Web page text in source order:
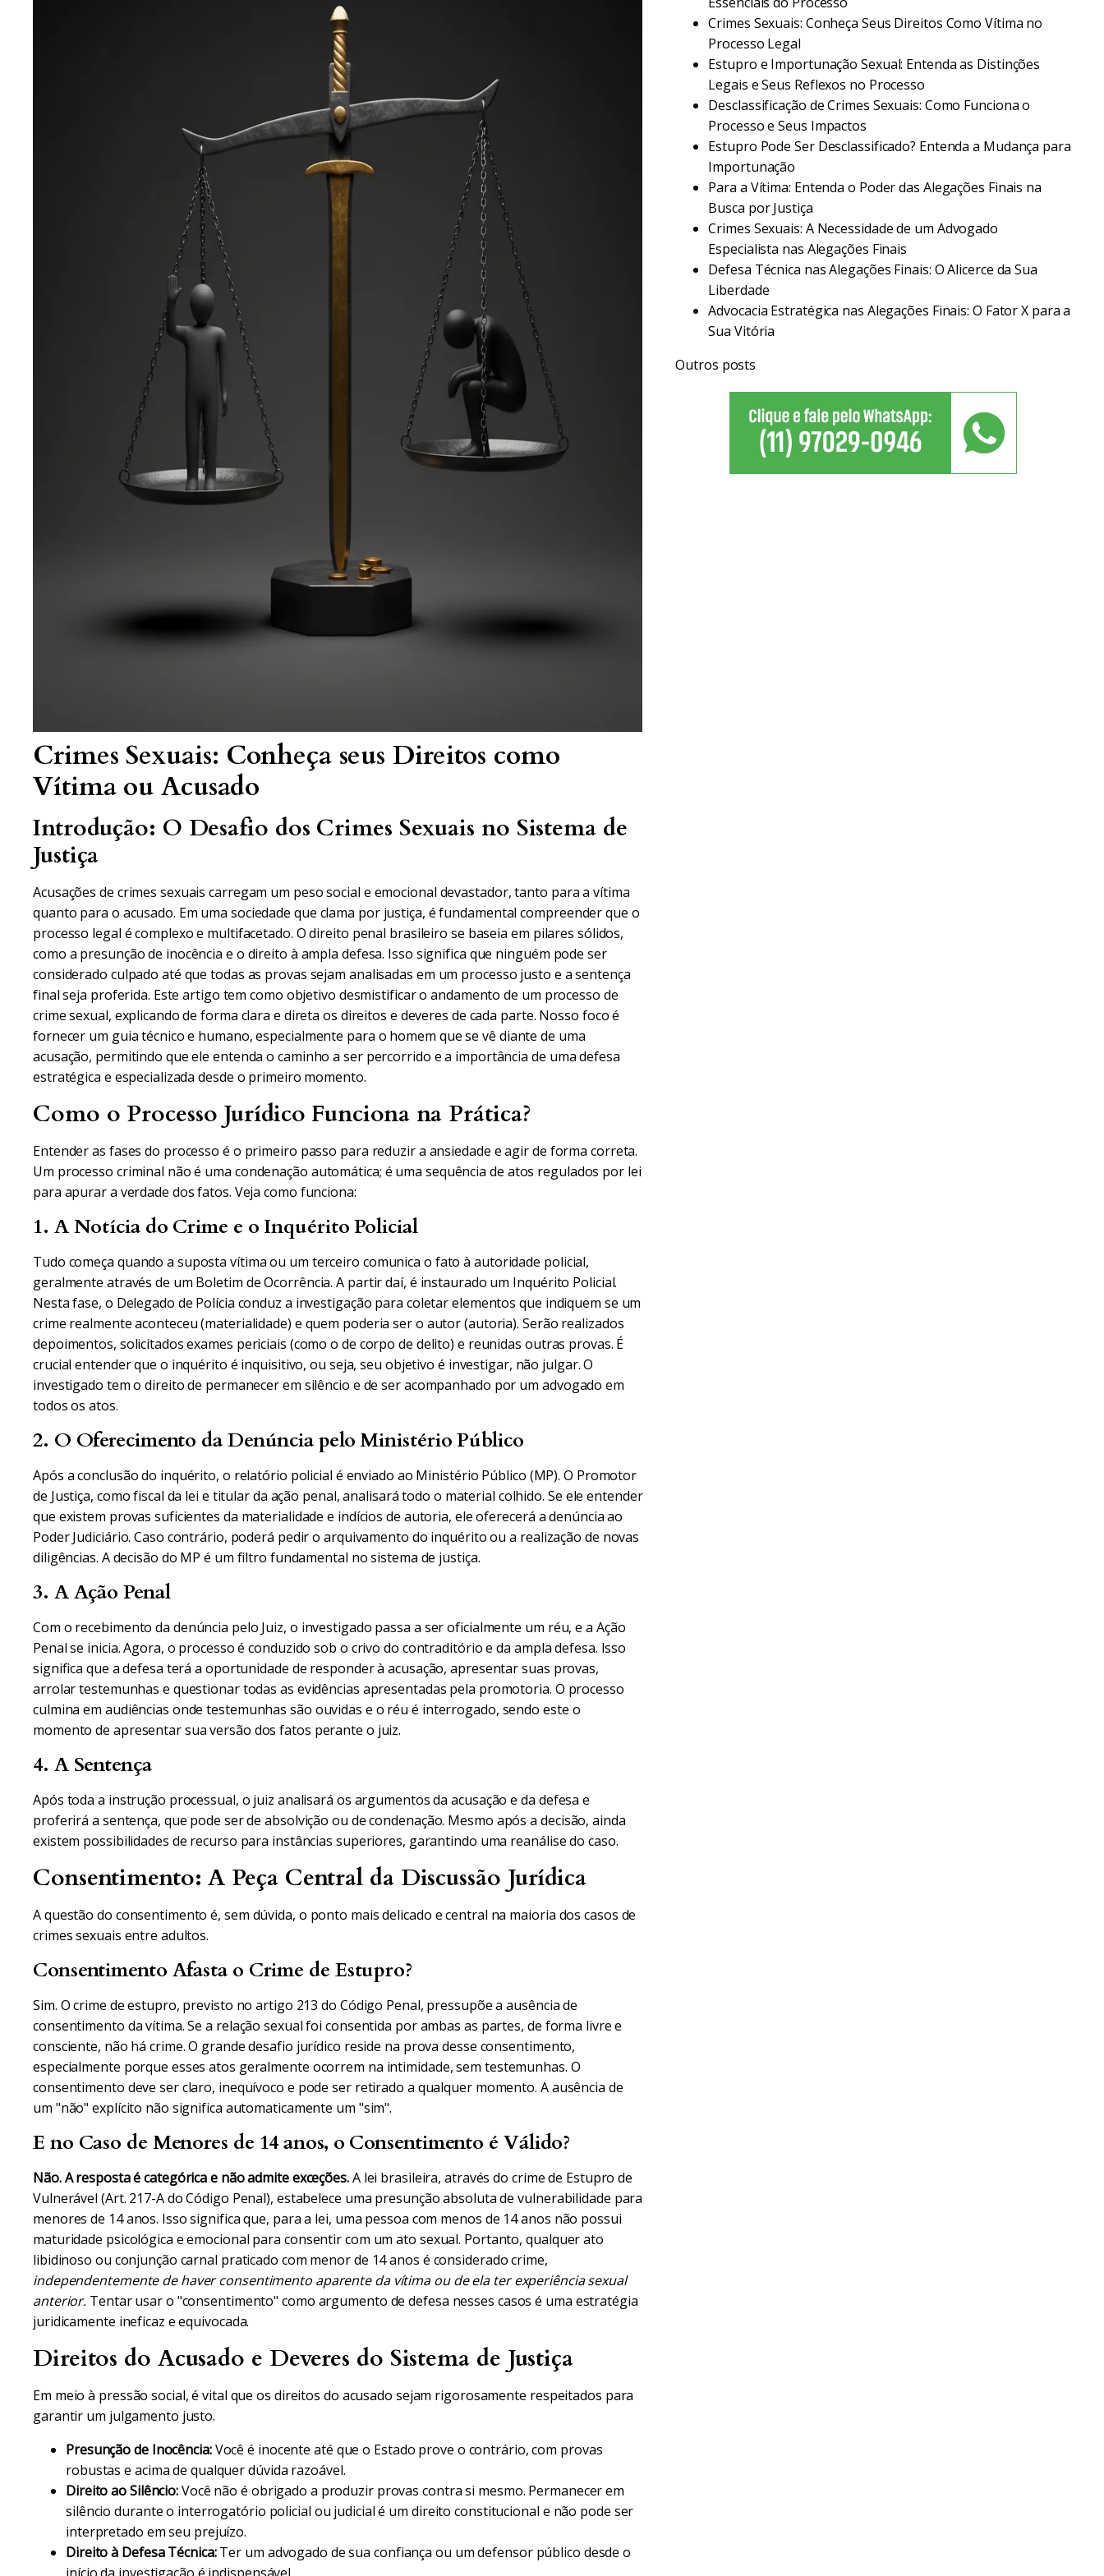
Crimes Sexuais: Conheça seus Direitos como
Vítima ou Acusado
Introdução: O Desafio dos Crimes Sexuais no Sistema de
Justiça
Acusações de crimes sexuais carregam um peso social e emocional devastador, tanto para a vítima
quanto para o acusado. Em uma sociedade que clama por justiça, é fundamental compreender que o
processo legal é complexo e multifacetado. O direito penal brasileiro se baseia em pilares sólidos,
como a presunção de inocência e o direito à ampla defesa. Isso significa que ninguém pode ser
considerado culpado até que todas as provas sejam analisadas em um processo justo e a sentença
final seja proferida. Este artigo tem como objetivo desmistificar o andamento de um processo de
crime sexual, explicando de forma clara e direta os direitos e deveres de cada parte. Nosso foco é
fornecer um guia técnico e humano, especialmente para o homem que se vê diante de uma
acusação, permitindo que ele entenda o caminho a ser percorrido e a importância de uma defesa
estratégica e especializada desde o primeiro momento.
Como o Processo Jurídico Funciona na Prática?
Entender as fases do processo é o primeiro passo para reduzir a ansiedade e agir de forma correta.
Um processo criminal não é uma condenação automática; é uma sequência de atos regulados por lei
para apurar a verdade dos fatos. Veja como funciona:
1. A Notícia do Crime e o Inquérito Policial
Tudo começa quando a suposta vítima ou um terceiro comunica o fato à autoridade policial,
geralmente através de um Boletim de Ocorrência. A partir daí, é instaurado um Inquérito Policial.
Nesta fase, o Delegado de Polícia conduz a investigação para coletar elementos que indiquem se um
crime realmente aconteceu (materialidade) e quem poderia ser o autor (autoria). Serão realizados
depoimentos, solicitados exames periciais (como o de corpo de delito) e reunidas outras provas. É
crucial entender que o inquérito é inquisitivo, ou seja, seu objetivo é investigar, não julgar. O
investigado tem o direito de permanecer em silêncio e de ser acompanhado por um advogado em
todos os atos.
2. O Oferecimento da Denúncia pelo Ministério Público
Após a conclusão do inquérito, o relatório policial é enviado ao Ministério Público (MP). O Promotor
de Justiça, como fiscal da lei e titular da ação penal, analisará todo o material colhido. Se ele entender
que existem provas suficientes da materialidade e indícios de autoria, ele oferecerá a denúncia ao
Poder Judiciário. Caso contrário, poderá pedir o arquivamento do inquérito ou a realização de novas
diligências. A decisão do MP é um filtro fundamental no sistema de justiça.
3. A Ação Penal
Com o recebimento da denúncia pelo Juiz, o investigado passa a ser oficialmente um réu, e a Ação
Penal se inicia. Agora, o processo é conduzido sob o crivo do contraditório e da ampla defesa. Isso
significa que a defesa terá a oportunidade de responder à acusação, apresentar suas provas,
arrolar testemunhas e questionar todas as evidências apresentadas pela promotoria. O processo
culmina em audiências onde testemunhas são ouvidas e o réu é interrogado, sendo este o
momento de apresentar sua versão dos fatos perante o juiz.
4. A Sentença
Após toda a instrução processual, o juiz analisará os argumentos da acusação e da defesa e
proferirá a sentença, que pode ser de absolvição ou de condenação. Mesmo após a decisão, ainda
existem possibilidades de recurso para instâncias superiores, garantindo uma reanálise do caso.
Consentimento: A Peça Central da Discussão Jurídica
A questão do consentimento é, sem dúvida, o ponto mais delicado e central na maioria dos casos de
crimes sexuais entre adultos.
Consentimento Afasta o Crime de Estupro?
Sim. O crime de estupro, previsto no artigo 213 do Código Penal, pressupõe a ausência de
consentimento da vítima. Se a relação sexual foi consentida por ambas as partes, de forma livre e
consciente, não há crime. O grande desafio jurídico reside na prova desse consentimento,
especialmente porque esses atos geralmente ocorrem na intimidade, sem testemunhas. O
consentimento deve ser claro, inequívoco e pode ser retirado a qualquer momento. A ausência de
um "não" explícito não significa automaticamente um "sim".
E no Caso de Menores de 14 anos, o Consentimento é Válido?
Não. A resposta é categórica e não admite exceções.A lei brasileira, através do crime de Estupro de
Vulnerável (Art. 217-A do Código Penal), estabelece uma presunção absoluta de vulnerabilidade para
menores de 14 anos. Isso significa que, para a lei, uma pessoa com menos de 14 anos não possui
maturidade psicológica e emocional para consentir com um ato sexual. Portanto, qualquer ato
libidinoso ou conjunção carnal praticado com menor de 14 anos é considerado crime,
independentemente de haver consentimento aparente da vítima ou de ela ter experiência sexual
anterior. Tentar usar o "consentimento" como argumento de defesa nesses casos é uma estratégia
juridicamente ineficaz e equivocada.
Direitos do Acusado e Deveres do Sistema de Justiça
Em meio à pressão social, é vital que os direitos do acusado sejam rigorosamente respeitados para
garantir um julgamento justo.
Presunção de Inocência:Você é inocente até que o Estado prove o contrário, com provas
robustas e acima de qualquer dúvida razoável.
Direito ao Silêncio:Você não é obrigado a produzir provas contra si mesmo. Permanecer em
silêncio durante o interrogatório policial ou judicial é um direito constitucional e não pode ser
interpretado em seu prejuízo.
Direito à Defesa Técnica:Ter um advogado de sua confiança ou um defensor público desde o
Crimes Sexuais: Conheça Seus Direitos Como Vítima no
Processo Legal
Estupro e Importunação Sexual: Entenda as Distinções
Legais e Seus Reflexos no Processo
Desclassificação de Crimes Sexuais: Como Funciona o
Processo e Seus Impactos
Estupro Pode Ser Desclassificado? Entenda a Mudança para
Importunação
Para a Vítima: Entenda o Poder das Alegações Finais na
Busca por Justiça
Crimes Sexuais: A Necessidade de um Advogado
Especialista nas Alegações Finais
Defesa Técnica nas Alegações Finais: O Alicerce da Sua
Liberdade
Advocacia Estratégica nas Alegações Finais: O Fator X para a
Sua Vitória
Outros posts